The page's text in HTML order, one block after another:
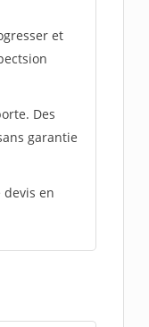
et
Des
garantie
en